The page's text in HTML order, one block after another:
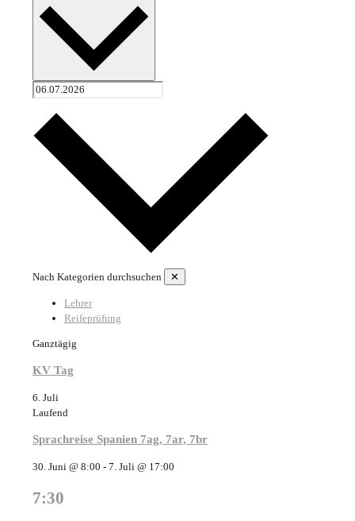
Nach Kategorien durchsuchen ✕
Lehrer
Reifeprüfung
Ganztägig
KV Tag
6. Juli
Laufend
Sprachreise Spanien 7ag, 7ar, 7br
30. Juni @ 8:00 - 7. Juli @ 17:00
7:30